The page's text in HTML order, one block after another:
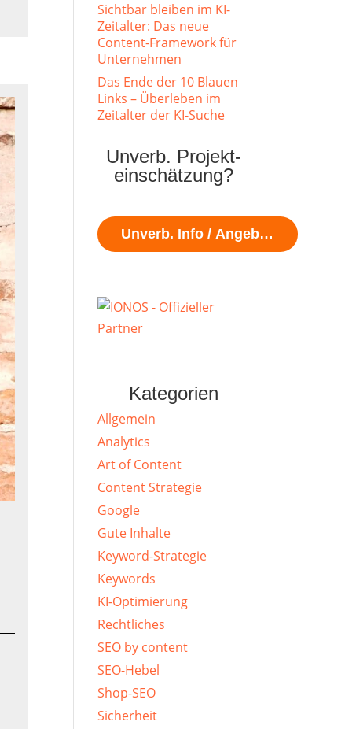
Sichtbar bleiben im KI-
Zeitalter: Das neue
Content-Framework für
Unternehmen
Das Ende der 10 Blauen
Links – Überleben im
Zeitalter der KI-Suche
Unverb. Projekt-
einschätzung?
Unverb. Info / Angebot?
Kategorien
Allgemein
Analytics
Art of Content
Content Strategie
Google
Gute Inhalte
Keyword-Strategie
Keywords
KI-Optimierung
Rechtliches
SEO by content
SEO-Hebel
Shop-SEO
Sicherheit